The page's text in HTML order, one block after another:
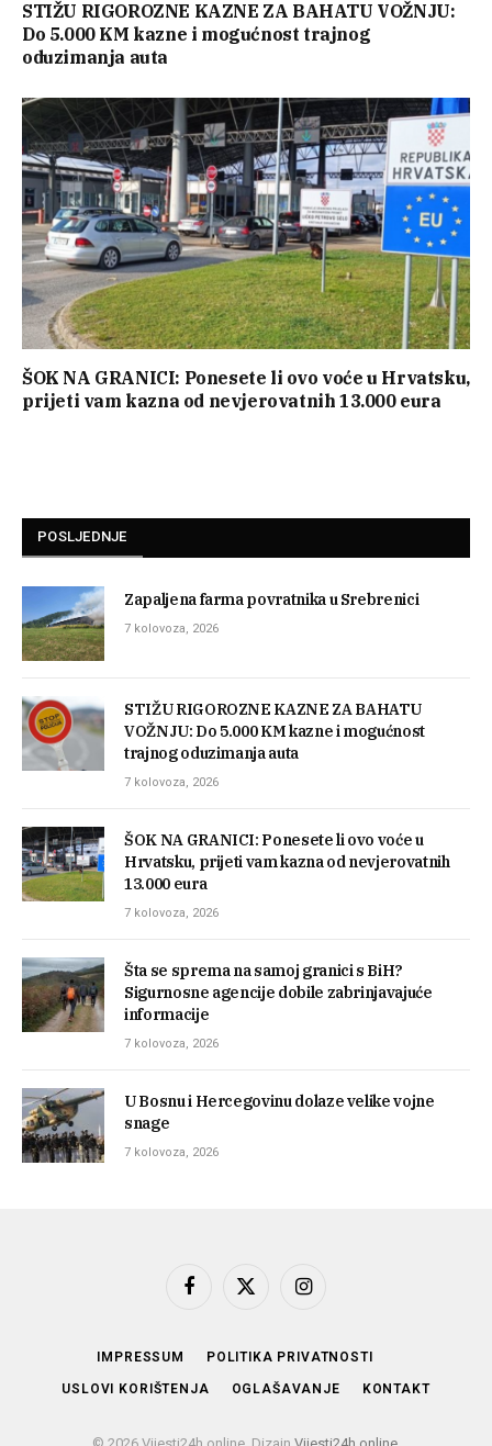
STIŽU RIGOROZNE KAZNE ZA BAHATU VOŽNJU:
Do 5.000 KM kazne i mogućnost trajnog
oduzimanja auta
ŠOK NA GRANICI: Ponesete li ovo voće u Hrvatsku,
prijeti vam kazna od nevjerovatnih 13.000 eura
POSLJEDNJE
Zapaljena farma povratnika u Srebrenici
7 kolovoza, 2026
STIŽU RIGOROZNE KAZNE ZA BAHATU
VOŽNJU: Do 5.000 KM kazne i mogućnost
trajnog oduzimanja auta
7 kolovoza, 2026
ŠOK NA GRANICI: Ponesete li ovo voće u
Hrvatsku, prijeti vam kazna od nevjerovatnih
13.000 eura
7 kolovoza, 2026
Šta se sprema na samoj granici s BiH?
Sigurnosne agencije dobile zabrinjavajuće
informacije
7 kolovoza, 2026
U Bosnu i Hercegovinu dolaze velike vojne
snage
7 kolovoza, 2026
Facebook
X
Instagram
IMPRESSUM POLITIKA PRIVATNOSTI
USLOVI KORIŠTENJA OGLAŠAVANJE KONTAKT